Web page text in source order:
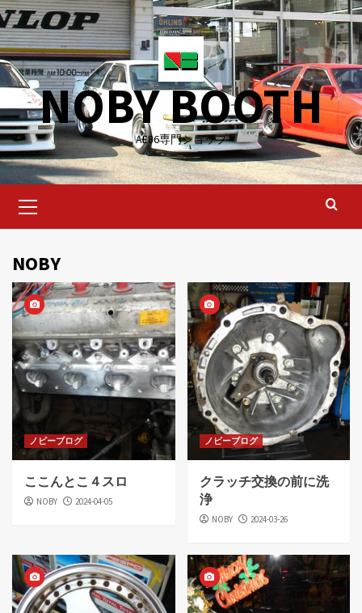
Skip
to
content
NOBY BOOTH
AE86専門ショップ
Menu
NOBY
ノビーブログ
ここんとこ４スロ
NOBY 2024-04-05
ノビーブログ
クラッチ交換の前に洗
浄
NOBY 2024-03-26